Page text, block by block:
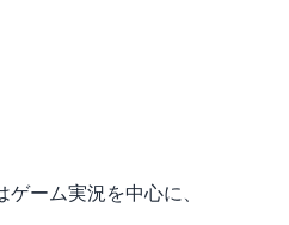
ーム実況を中心に、